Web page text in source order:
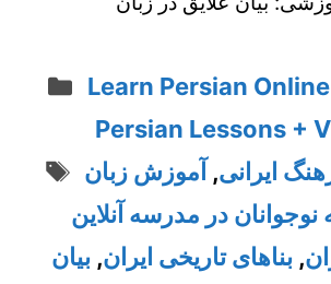
Categories
Learn Persian
Persian Lessons +
Tags
ایرانی, آموزش زبان
در مدرسه آنلاین
, بناهای تاریخی ایران, بیان